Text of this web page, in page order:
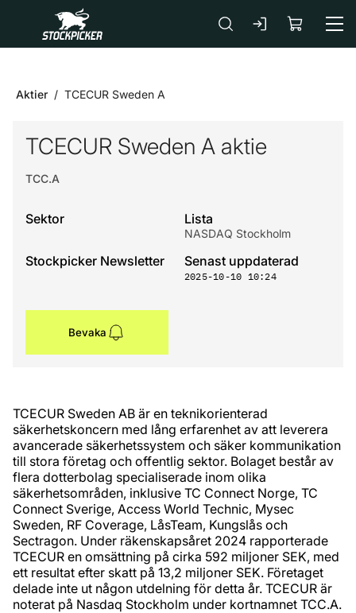
Gå till huvudinnehåll
Aktier TCECUR Sweden A
TCECUR Sweden A aktie
TCC.A
Sektor Lista
NASDAQ Stockholm
Stockpicker Newsletter Senast uppdaterad
2025-10-10 10:24
Bevaka
​TCECUR Sweden AB är en teknikorienterad
säkerhetskoncern med lång erfarenhet av att leverera
avancerade säkerhetssystem och säker kommunikation
till stora företag och offentlig sektor. Bolaget består av
flera dotterbolag specialiserade inom olika
säkerhetsområden, inklusive TC Connect Norge, TC
Connect Sverige, Access World Technic, Mysec
Sweden, RF Coverage, LåsTeam, Kungslås och
Sectragon. Under räkenskapsåret 2024 rapporterade
TCECUR en omsättning på cirka 592 miljoner SEK, med
ett resultat efter skatt på 13,2 miljoner SEK. Företaget
delade inte ut någon utdelning för detta år. TCECUR är
noterat på Nasdaq Stockholm under kortnamnet TCC.A.